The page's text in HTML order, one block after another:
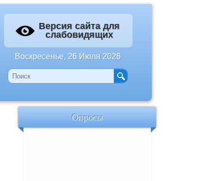
Версия сайта для
слабовидящих
Воскресенье, 26 Июля 2026
Опросы